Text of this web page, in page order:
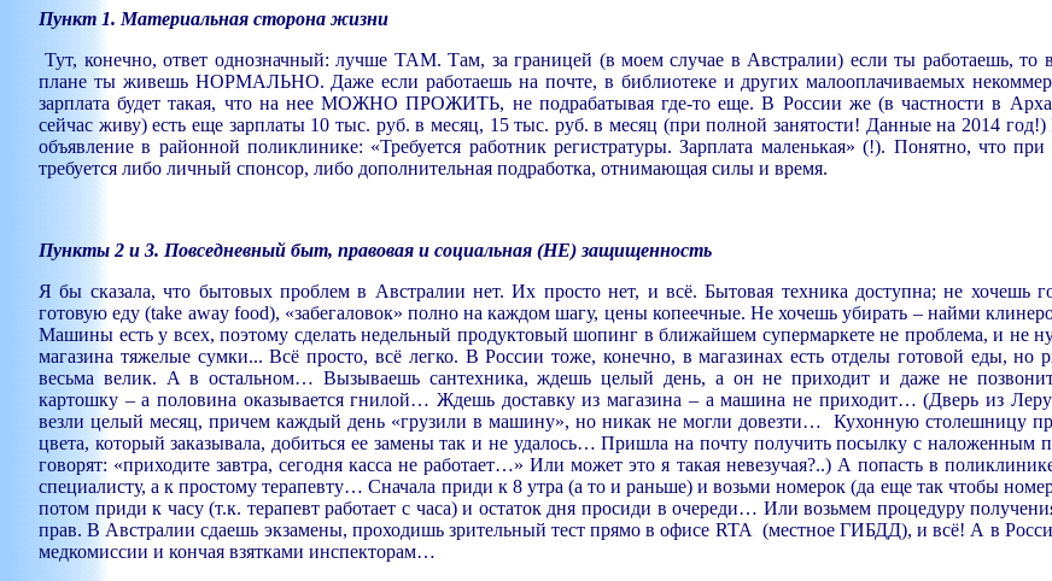
Пункт 1. Материальная сторона жизни
Тут, конечно, ответ однозначный: лучше ТАМ. Там, за границей (в моем случае в Австралии) если ты работаешь, то
плане ты живешь НОРМАЛЬНО. Даже если работаешь на почте, в библиотеке и других малооплачиваемых
зарплата будет такая, что на нее МОЖНО ПРОЖИТЬ, не подрабатывая где-то еще. В России же (в частности в
сейчас живу) есть еще зарплаты 10 тыс. руб. в месяц, 15 тыс. руб. в месяц (при полной занятости! Данные на 2014
объявление в районной поликлинике: «Требуется работник регистратуры. Зарплата маленькая» (!). Понятно, что при
требуется либо личный спонсор, либо дополнительная подработка, отнимающая силы и время.
Пункты 2 и 3. Повседневный быт, правовая и социальная (НЕ) защищенность
Я бы сказала, что бытовых проблем в Австралии нет. Их просто нет, и всё. Бытовая техника доступна; не хочешь
готовую еду (take away food), «забегаловок» полно на каждом шагу, цены копеечные. Не хочешь убирать – найми
Машины есть у всех, поэтому сделать недельный продуктовый шопинг в ближайшем супермаркете не проблема, и не
магазина тяжелые сумки... Всё просто, всё легко. В России тоже, конечно, в магазинах есть отделы готовой еды, но
весьма велик. А в остальном… Вызываешь сантехника, ждешь целый день, а он не приходит и даже не
картошку – а половина оказывается гнилой… Ждешь доставку из магазина – а машина не приходит… (Дверь из
везли целый месяц, причем каждый день «грузили в машину», но никак не могли довезти… Кухонную столешницу
цвета, который заказывала, добиться ее замены так и не удалось… Пришла на почту получить посылку с наложенным
говорят: «приходите завтра, сегодня касса не работает…» Или может это я такая невезучая?..) А попасть в
специалисту, а к простому терапевту… Сначала приди к 8 утра (а то и раньше) и возьми номерок (да еще так чтобы
потом приди к часу (т.к. терапевт работает с часа) и остаток дня просиди в очереди… Или возьмем процедуру
прав. В Австралии сдаешь экзамены, проходишь зрительный тест прямо в офисе RTA (местное ГИБДД), и всё! А в
медкомиссии и кончая взятками инспекторам…